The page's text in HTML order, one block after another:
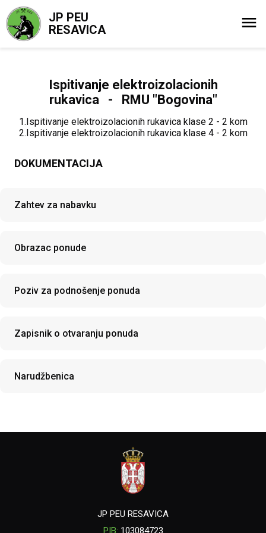
JP PEU
RESAVICA
Ispitivanje elektroizolacionih
rukavica - RMU "Bogovina"
1.Ispitivanje elektroizolacionih rukavica klase 2 - 2 kom
2.Ispitivanje elektroizolacionih rukavica klase 4 - 2 kom
DOKUMENTACIJA
Zahtev za nabavku
Obrazac ponude
Poziv za podnošenje ponuda
Zapisnik o otvaranju ponuda
Narudžbenica
JP PEU RESAVICA
PIB: 103084723